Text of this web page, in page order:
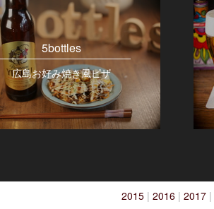
5bottles
広島お好み焼き風ピザ
2015 | 2016 | 2017 |